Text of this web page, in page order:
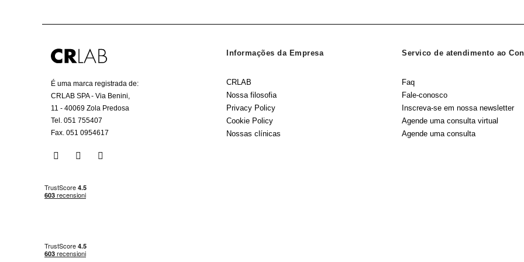
É uma marca registrada de:
CRLAB SPA - Via Benini,
11 - 40069 Zola Predosa
Tel. 051 755407
Fax. 051 0954617
Informações da Empresa
CRLAB
Nossa filosofia
Privacy Policy
Cookie Policy
Nossas clínicas
Servico de atendimento ao
Faq
Fale-conosco
Inscreva-se em nossa newsletter
Agende uma consulta virtual
Agende uma consulta